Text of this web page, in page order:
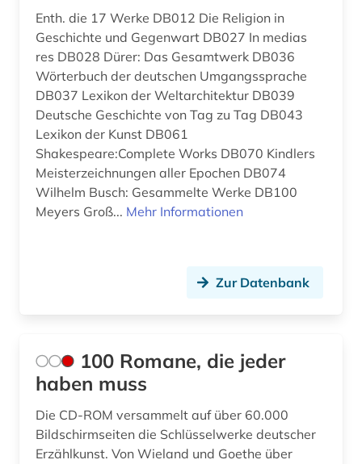
aussprache (4)
auswanderung (2)
autobiografie (2)
autograph (2)
autor (12)
autorin (1)
baden-württemberg (1)
balkanromanistik (6)
barock (1)
bayerisch-schwaben (1)
bayerische staatsbibliothek (2)
Osteuropa (2)
Polen (3)
Rheinland-Pfalz (1)
Russland, Sowjetunion (2)
Sachsen-Anhalt (1)
Schleswig-Holstein (3)
Schweden (78)
Suedosteuropa (1)
Enth. die 17 Werke DB012 Die Religion in
Geschichte und Gegenwart DB027 In medias
res DB028 Dürer: Das Gesamtwerk DB036
Wörterbuch der deutschen Umgangssprache
DB037 Lexikon der Weltarchitektur DB039
Deutsche Geschichte von Tag zu Tag DB043
Lexikon der Kunst DB061
Shakespeare:Complete Works DB070 Kindlers
Meisterzeichnungen aller Epochen DB074
Wilhelm Busch: Gesammelte Werke DB100
Meyers Groß... Mehr Informationen
Zur Datenbank
100 Romane, die jeder
haben muss
Die CD-ROM versammelt auf über 60.000
Bildschirmseiten die Schlüsselwerke deutscher
Erzählkunst. Von Wieland und Goethe über